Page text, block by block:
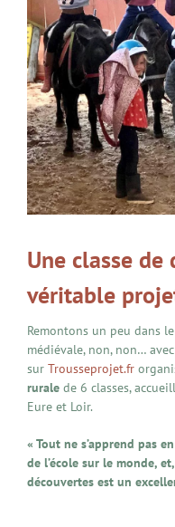
Une classe
véritable
Remontons un peu dans
médiévale, non, non…
sur Trousseprojet.fr
ruralede 6 classes,
Eure et Loir.
« Tout ne s’apprend pas
de l’école sur le monde,
découvertes est un